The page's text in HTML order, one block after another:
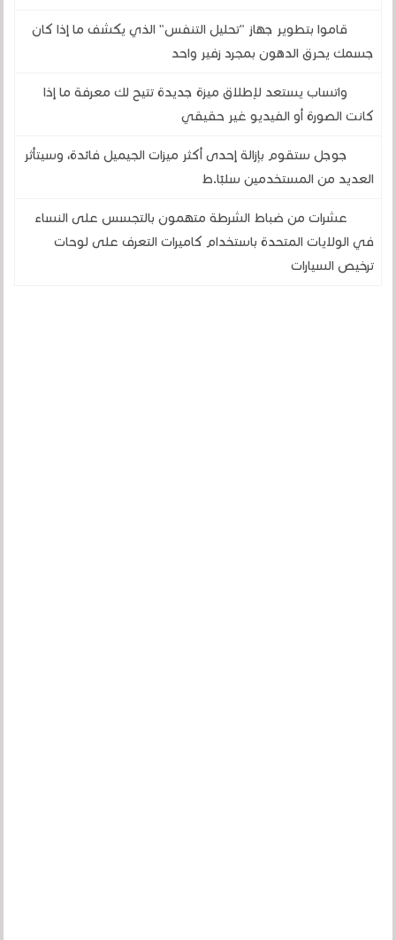
قاموا بتطوير جهاز "تحليل التنفس" الذي يكشف ما إذا كان
جسمك يحرق الدهون بمجرد زفير واحد
واتساب يستعد لإطلاق ميزة جديدة تتيح لك معرفة ما إذا
كانت الصورة أو الفيديو غير حقيقي
جوجل ستقوم بإزالة إحدى أكثر ميزات الجيميل فائدة، وسيتأثر
العديد من المستخدمين سلبًا.ط
عشرات من ضباط الشرطة متهمون بالتجسس على النساء
في الولايات المتحدة باستخدام كاميرات التعرف على لوحات
ترخيص السيارات